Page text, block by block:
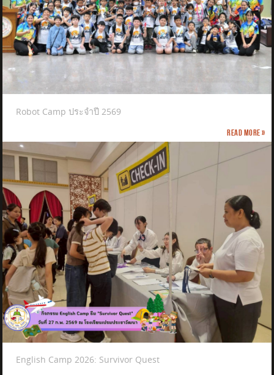
Robot Camp ประจำปี 2569
Read more »
English Camp 2026: Survivor Quest